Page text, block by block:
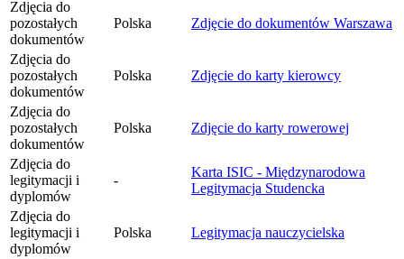
Zdjęcia do
pozostałych
dokumentów
Polska Zdjęcie do dokumentów Warszawa
Zdjęcia do
pozostałych
dokumentów
Polska Zdjęcie do karty kierowcy
Zdjęcia do
pozostałych
dokumentów
Polska Zdjęcie do karty rowerowej
Zdjęcia do
legitymacji i
dyplomów
-
Karta ISIC - Międzynarodowa
Legitymacja Studencka
Zdjęcia do
legitymacji i
dyplomów
Polska Legitymacja nauczycielska